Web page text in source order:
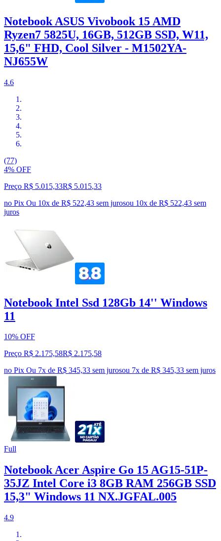
Notebook ASUS Vivobook 15 AMD
Ryzen7 5825U, 16GB, 512GB SSD, W11,
15,6" FHD, Cool Silver - M1502YA-
NJ655W
4.6
(77)
4% OFF
Preço R$ 5.015,33R$ 5.015,33
no Pix Ou 10x de R$ 522,43 sem jurosou 10x de R$ 522,43 sem
juros
Notebook Intel Ssd 128Gb 14'' Windows
11
10% OFF
Preço R$ 2.175,58R$ 2.175,58
no Pix Ou 7x de R$ 345,33 sem jurosou 7x de R$ 345,33 sem juros
Full
Notebook Acer Aspire Go 15 AG15-51P-
35JZ Intel Core i3 8GB RAM 256GB SSD
15,3" Windows 11 NX.JGFAL.005
4.9